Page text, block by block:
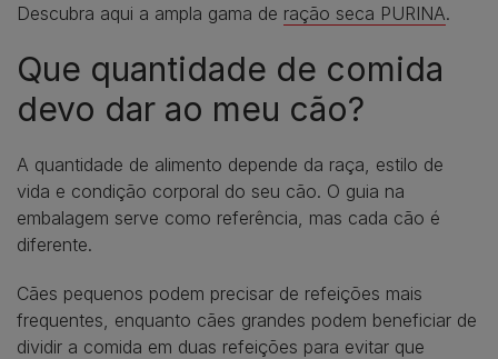
Descubra aqui a ampla gama de ração seca PURINA.
Que quantidade de comida
devo dar ao meu cão?
A quantidade de alimento depende da raça, estilo de
vida e condição corporal do seu cão. O guia na
embalagem serve como referência, mas cada cão é
diferente.
Cães pequenos podem precisar de refeições mais
frequentes, enquanto cães grandes podem beneficiar de
dividir a comida em duas refeições para evitar que